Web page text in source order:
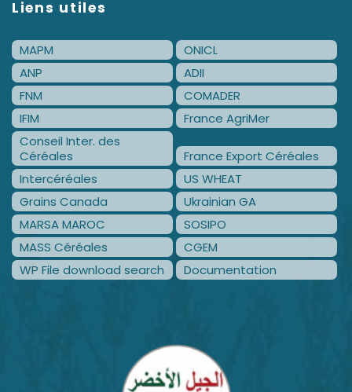
Liens utiles
MAPM
ONICL
ANP
ADII
FNM
COMADER
IFIM
France AgriMer
Conseil Inter. des
Céréales
France Export Céréales
Intercéréales
US WHEAT
Grains Canada
Ukrainian GA
MARSA MAROC
SOSIPO
MASS Céréales
CGEM
WP File download search
Documentation